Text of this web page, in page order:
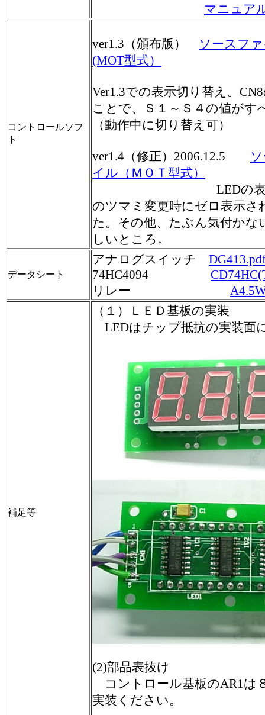
マニュア
コントロールソフ
ト
ver1.3（頒布版）
ソースフ
(MOT型式）
Ver1.3での表示切り替え。
ことで、Ｓ１～Ｓ４の値がす
（動作中に切り替え可）
ver1.4（修正）2006.12.5
イル（ＭＯＴ型式）
LEDの表示が電
のツマミ変更時にゼロ表示さ
た。その他、たぶん気付かな
しいところ。
データシート
アナログスイッチ
74HC4094
リレー
補足等
（１）ＬＥＤ基板の実装
LEDはチップ抵抗の実装面
(2)部品表抜け
コントロール基板のAR1は
実装ください。